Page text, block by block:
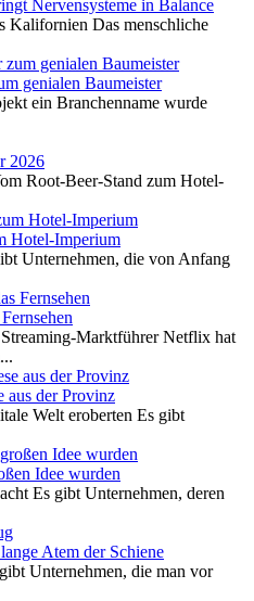
Nervensysteme in Balance
Kalifornien Das menschliche
genialen Baumeister
ein Branchenname wurde
2026
Root-Beer-Stand zum Hotel-
Hotel-Imperium
Unternehmen, die von Anfang
Marktführer Netflix hat
aus der Provinz
Welt eroberten Es gibt
Idee wurden
Es gibt Unternehmen, deren
Atem der Schiene
Unternehmen, die man vor